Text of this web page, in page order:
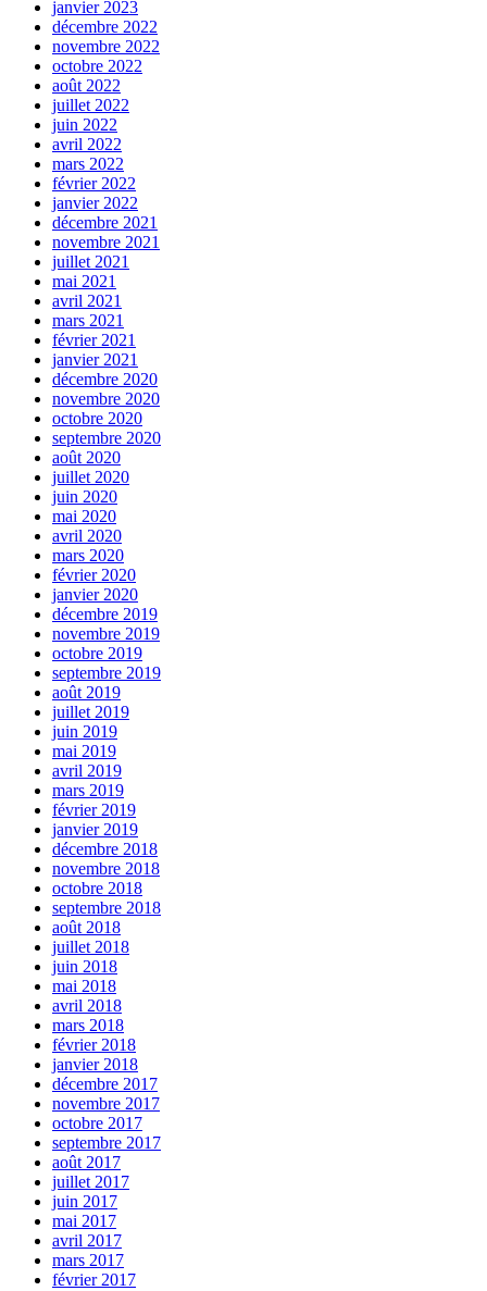
janvier 2023
décembre 2022
novembre 2022
octobre 2022
août 2022
juillet 2022
juin 2022
avril 2022
mars 2022
février 2022
janvier 2022
décembre 2021
novembre 2021
juillet 2021
mai 2021
avril 2021
mars 2021
février 2021
janvier 2021
décembre 2020
novembre 2020
octobre 2020
septembre 2020
août 2020
juillet 2020
juin 2020
mai 2020
avril 2020
mars 2020
février 2020
janvier 2020
décembre 2019
novembre 2019
octobre 2019
septembre 2019
août 2019
juillet 2019
juin 2019
mai 2019
avril 2019
mars 2019
février 2019
janvier 2019
décembre 2018
novembre 2018
octobre 2018
septembre 2018
août 2018
juillet 2018
juin 2018
mai 2018
avril 2018
mars 2018
février 2018
janvier 2018
décembre 2017
novembre 2017
octobre 2017
septembre 2017
août 2017
juillet 2017
juin 2017
mai 2017
avril 2017
mars 2017
février 2017